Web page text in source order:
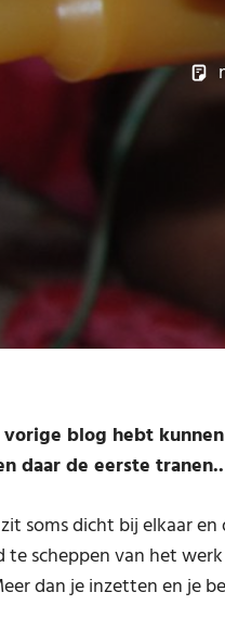
blog hebt
daar de eerste tranen..
soms dicht bij elkaar
te scheppen van het
dan je inzetten en je